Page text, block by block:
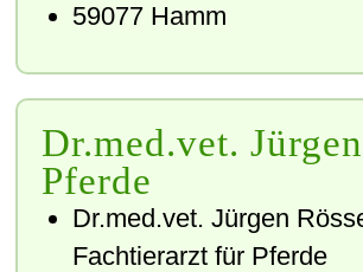
59077 Hamm
Dr.med.vet.
Pferde
Dr.med.vet. Jürgen
Fachtierarzt für Pferde